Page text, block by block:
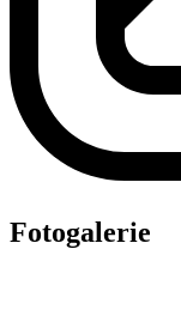
Fotogalerie